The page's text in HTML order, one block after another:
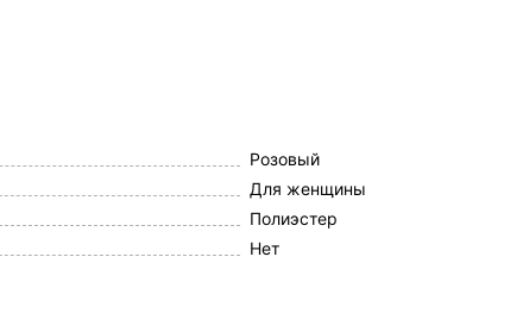
Розовый
Для женщины
Полиэстер
Нет